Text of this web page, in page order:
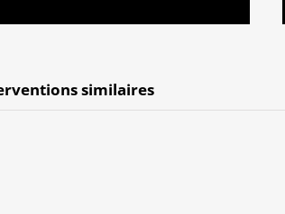
similaires